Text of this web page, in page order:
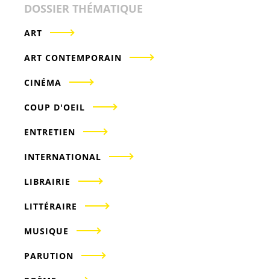
DOSSIER THÉMATIQUE
ART
ART CONTEMPORAIN
CINÉMA
COUP D'OEIL
ENTRETIEN
INTERNATIONAL
LIBRAIRIE
LITTÉRAIRE
MUSIQUE
PARUTION